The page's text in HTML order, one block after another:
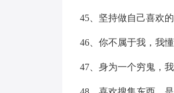
45、坚持做自己喜欢
46、你不属于我，我
47、身为一个穷鬼，